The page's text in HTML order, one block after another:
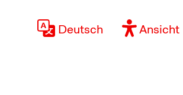
Deutsch Ansicht